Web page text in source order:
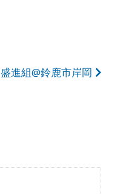
盛進組@鈴鹿市岸岡